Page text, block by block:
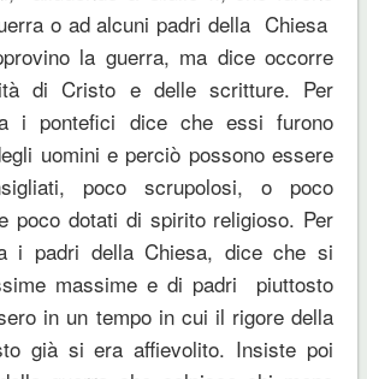
o ad alcuni padri della Chiesa
la guerra, ma dice occorre
di Cristo e delle scritture. Per
i pontefici dice che essi furono
uomini e perciò possono essere
poco scrupolosi, o poco
poco dotati di spirito religioso. Per
i padri della Chiesa, dice che si
massime e di padri piuttosto
in un tempo in cui il rigore della
già si era affievolito. Insiste poi